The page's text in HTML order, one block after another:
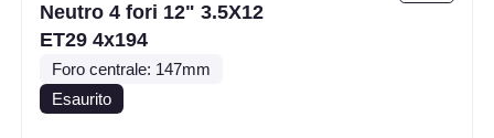
Neutro 4 fori 12" 3.5X12
ET29 4x194
Foro centrale: 147mm
Esaurito